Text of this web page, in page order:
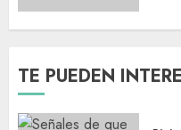
TE PUEDEN